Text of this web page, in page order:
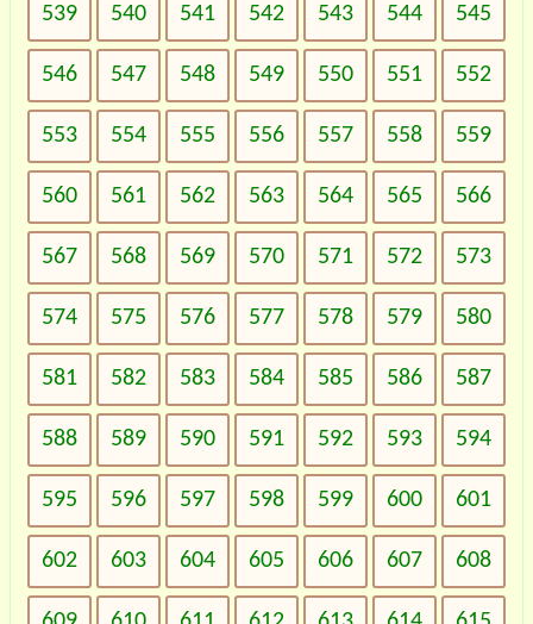
539 540 541 542 543 544 545
546 547 548 549 550 551 552
553 554 555 556 557 558 559
560 561 562 563 564 565 566
567 568 569 570 571 572 573
574 575 576 577 578 579 580
581 582 583 584 585 586 587
588 589 590 591 592 593 594
595 596 597 598 599 600 601
602 603 604 605 606 607 608